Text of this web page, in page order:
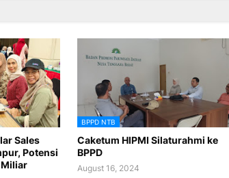
Sales
Potensi
Miliar
BPPD NTB
Caketum HIPMI Silaturahmi ke
BPPD
August 16, 2024